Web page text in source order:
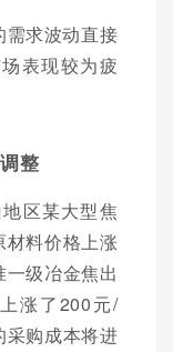
需求波动直接
表现较为疲
整
区某大型焦
材料价格上涨
级冶金焦出
涨了200元/
采购成本将进